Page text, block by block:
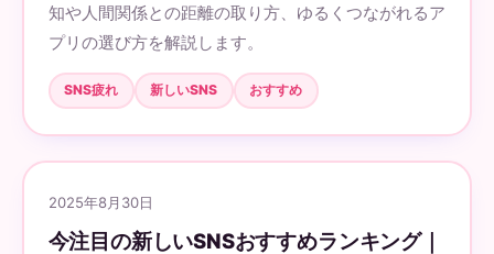
知や人間関係との距離の取り方、ゆるくつながれるア
プリの選び方を解説します。
SNS疲れ 新しいSNS おすすめ
2025年8月30日
今注目の新しいSNSおすすめランキング｜